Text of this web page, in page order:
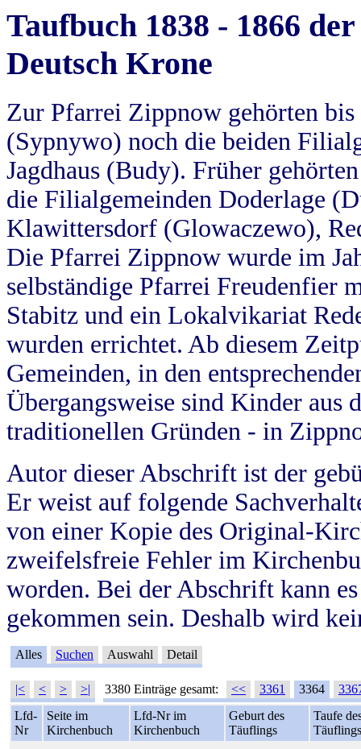
Taufbuch 1838 - 1866
Deutsch Krone
Zur Pfarrei Zippnow gehörten
(Sypnywo) noch die beiden
Jagdhaus (Budy). Früher
die Filialgemeinden Doderlage
Klawittersdorf (Glowaczewo),
Die Pfarrei Zippnow wurde im
selbständige Pfarrei Freudenfier
Stabitz und ein Lokalvikariat
wurden errichtet. Ab diesem
Gemeinden, in den
Übergangsweise sind Kinder aus
traditionellen Gründen - in
Autor dieser Abschrift ist der
Er weist auf folgende
von einer Kopie des Original-
zweifelsfreie Fehler im
worden. Bei der Abschrift kann
gekommen sein. Deshalb wird
Alles Suchen Auswahl Detail
|< < > >| 3380 Einträge gesamt: << 3361 3364
Lfd-
Nr
Seite im
Kirchenbuch
Lfd-Nr im
Kirchenbuch
Geburt des
Täuflings
Taufe
Täuflings